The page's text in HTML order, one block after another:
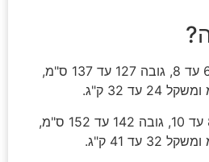
מידה M מתאימה לגילאי 6 עד 8, גובה 127 עד 137 ס"מ,
מידה L מתאימה לגילאי 8 עד 10, גובה 142 עד 152 ס"מ,